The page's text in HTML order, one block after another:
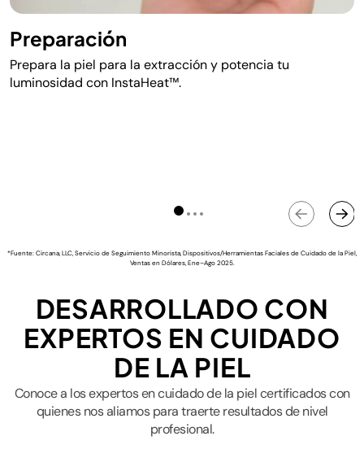
Preparación
Prepara la piel para la extracción y potencia tu
luminosidad con InstaHeat™.
*Fuente: Circana, LLC, Servicio de Seguimiento Minorista, Dispositivos/Herramientas Faciales de Cuidado de la Piel,
Ventas en Dólares, Ene–Ago 2025.
DESARROLLADO CON
EXPERTOS EN CUIDADO
DE LA PIEL
Conoce a los expertos en cuidado de la piel certificados con
quienes nos aliamos para traerte resultados de nivel
profesional.